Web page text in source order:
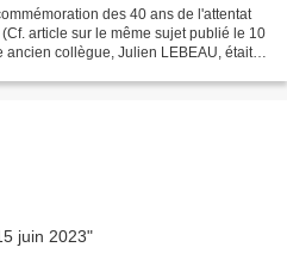
des 40 ans de l'attentat
article sur le même sujet publié le 10
collègue, Julien LEBEAU, était